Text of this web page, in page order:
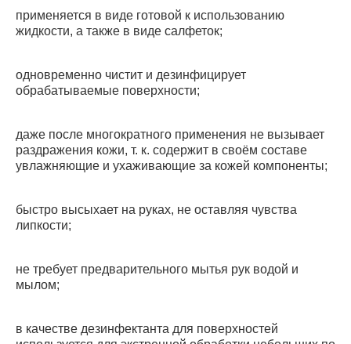
применяется в виде готовой к использованию
жидкости, а также в виде салфеток;
одновременно чистит и дезинфицирует
обрабатываемые поверхности;
даже после многократного применения не вызывает
раздражения кожи, т. к. содержит в своём составе
увлажняющие и ухаживающие за кожей компоненты;
быстро высыхает на руках, не оставляя чувства
липкости;
не требует предварительного мытья рук водой и
мылом;
в качестве дезинфектанта для поверхностей